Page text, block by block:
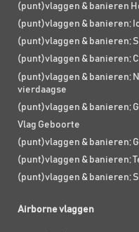
(punt)vlaggen & banieren
(punt)vlaggen & banieren;
(punt)vlaggen & banieren;
(punt)vlaggen & banieren;
(punt)vlaggen & banieren;
vierdaagse
(punt)vlaggen & banieren;
Vlag Geboorte
(punt)vlaggen & banieren;
(punt)vlaggen & banieren;
(punt)vlaggen & banieren;
Airborne vlaggen